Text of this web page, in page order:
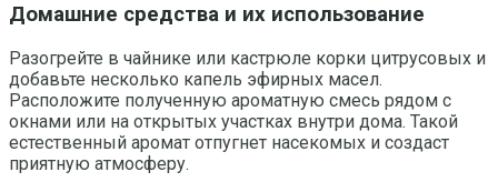
Домашние средства и их использование
Разогрейте в чайнике или кастрюле корки цитрусовых и
добавьте несколько капель эфирных масел.
Расположите полученную ароматную смесь рядом с
окнами или на открытых участках внутри дома. Такой
естественный аромат отпугнет насекомых и создаст
приятную атмосферу.